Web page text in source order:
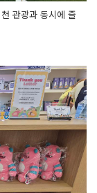
관광과 동시에 즐